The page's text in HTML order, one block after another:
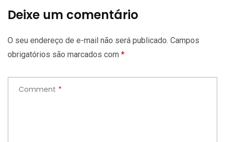
Deixe um comentário
O seu endereço de e-mail não será publicado. Campos
obrigatórios são marcados com *
Comment *